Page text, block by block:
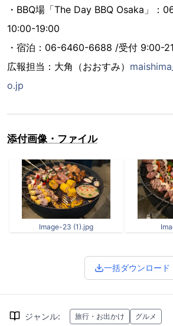
・BBQ場「The Day BBQ Osaka」：
10:00-19:00
・宿泊：06-6460-6688 /受付 9:00-
広報担当：大角（おおすみ）
o.jp
添付画像・ファイル
Image-23 (1).jpg
一括ダウンロード
ジャンル: 旅行・お出かけ グルメ